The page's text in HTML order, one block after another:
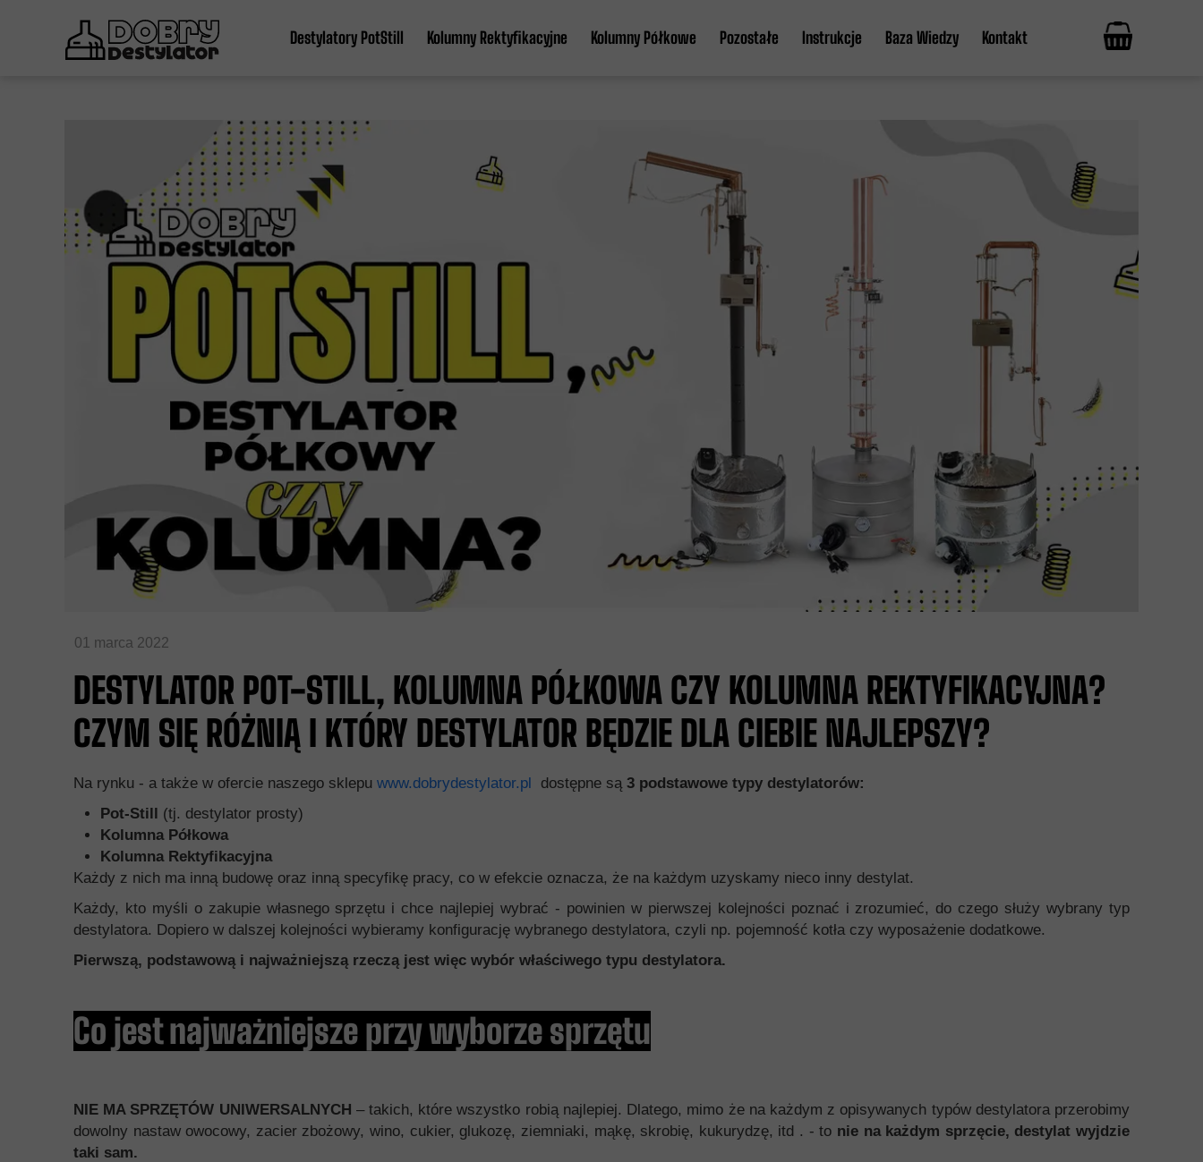
Destylatory PotStill
Wszystkie PotStill
Kolumny Rektyfikacyjne
Kolumna aabratek fi 54
Kolumna aabratek fi 76
Kolumny Półkowe
Pozostałe
Instrukcje Baza Wiedzy Kontakt
01 marca 2022
DESTYLATOR POT-STILL, KOLUMNA PÓŁKOWA CZY KOLUMNA REKTYFIKACYJNA?
CZYM SIĘ RÓŻNIĄ I KTÓRY DESTYLATOR BĘDZIE DLA CIEBIE NAJLEPSZY?
Na rynku - a także w ofercie naszego sklepu www.dobrydestylator.pl dostępne są 3 podstawowe typy destylatorów:
Pot-Still (tj. destylator prosty)
Kolumna Półkowa
Kolumna Rektyfikacyjna
Każdy z nich ma inną budowę oraz inną specyfikę pracy, co w efekcie oznacza, że na każdym uzyskamy nieco inny destylat.
Każdy, kto myśli o zakupie własnego sprzętu i chce najlepiej wybrać - powinien w pierwszej kolejności poznać i zrozumieć, do czego służy wybrany typ
destylatora. Dopiero w dalszej kolejności wybieramy konfigurację wybranego destylatora, czyli np. pojemność kotła czy wyposażenie dodatkowe.
Pierwszą, podstawową i najważniejszą rzeczą jest więc wybór właściwego typu destylatora.
Co jest najważniejsze przy wyborze sprzętu
NIE MA SPRZĘTÓW UNIWERSALNYCH – takich, które wszystko robią najlepiej. Dlatego, mimo że na każdym z opisywanych typów destylatora przerobimy
dowolny nastaw owocowy, zacier zbożowy, wino, cukier, glukozę, ziemniaki, mąkę, skrobię, kukurydzę, itd . - to nie na każdym sprzęcie, destylat wyjdzie
taki sam.